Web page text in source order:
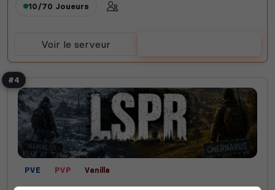
10/70 Joueurs
Voir le serveur
#4
PVE PVP Vanilla